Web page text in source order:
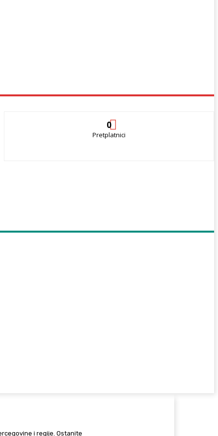
0
Pretplatnici
i regije. Ostanite